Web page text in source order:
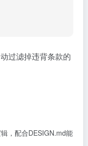
过滤掉违背条款的
，配合DESIGN.md能